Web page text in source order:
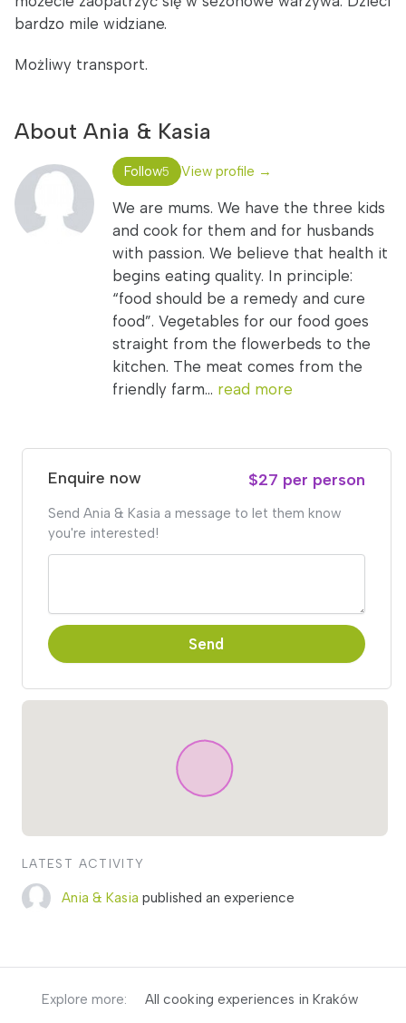
bardzo mile widziane.
Możliwy transport.
About Ania & Kasia
Follow5 View profile →
We are mums. We have the three kids
and cook for them and for husbands
with passion. We believe that health it
begins eating quality. In principle:
“food should be a remedy and cure
food”. Vegetables for our food goes
straight from the flowerbeds to the
kitchen. The meat comes from the
friendly farm... read more
Enquire now $27 per person
Send Ania & Kasia a message to let them know
you're interested!
Send
LATEST ACTIVITY
Ania & Kasia published an experience
Explore more: All cooking experiences in Kraków